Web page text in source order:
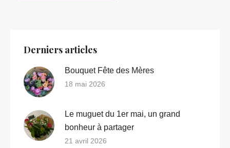
Derniers articles
Bouquet Fête des Mères
18 mai 2026
Le muguet du 1er mai, un grand
bonheur à partager
21 avril 2026